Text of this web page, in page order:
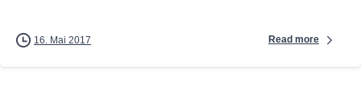
16. Mai 2017 Read more